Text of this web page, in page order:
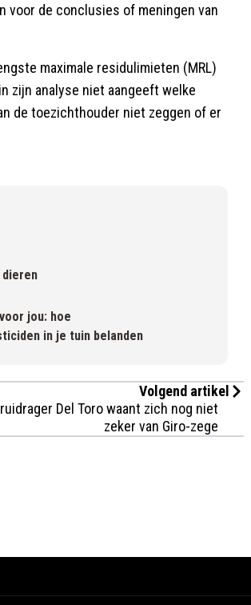
voor de conclusies of meningen van
maximale residulimieten (MRL)
zijn analyse niet aangeeft welke
de toezichthouder niet zeggen of er
dieren
jou: hoe
in je tuin belanden
Volgend artikel
Del Toro waant zich nog niet
zeker van Giro-zege